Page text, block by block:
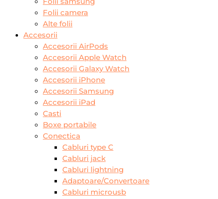
Folii camera
Alte folii
Accesorii
Accesorii AirPods
Accesorii Apple Watch
Accesorii Galaxy Watch
Accesorii iPhone
Accesorii Samsung
Accesorii iPad
Casti
Boxe portabile
Conectica
Cabluri type C
Cabluri jack
Cabluri lightning
Adaptoare/Convertoare
Cabluri microusb